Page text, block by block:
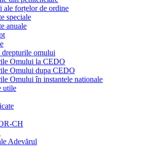
ale forțelor de ordine
speciale
anuale
drepturile omului
Omului la CEDO
Omului dupa CEDO
Omului în instantele nationale
utile
CH
Adevărul